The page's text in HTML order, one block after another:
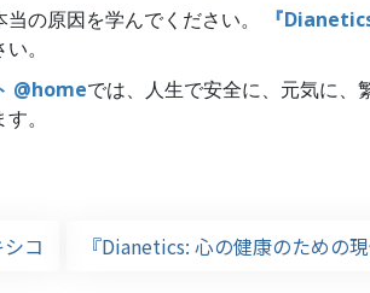
の原因を学んでください。
『
。
@homeでは、人生で安全に、元気に、
。
コ 『Dianetics: 心の健康のための現